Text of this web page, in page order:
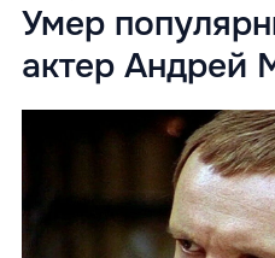
Умер
актер Андрей